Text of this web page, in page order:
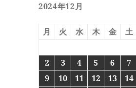
2024年12月
月 火 水 木 金 土
2
3 4 5 6 7
9
10 11 12 13 14